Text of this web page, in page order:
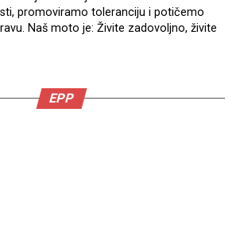
promoviramo toleranciju i potičemo
Naš moto je: Živite zadovoljno, živite
EPP